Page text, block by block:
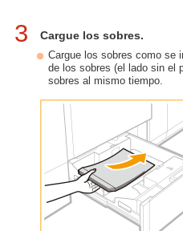
3 Cargue los sobres.
Cargue los sobres como se
de los sobres (el lado sin el
sobres al mismo tiempo.